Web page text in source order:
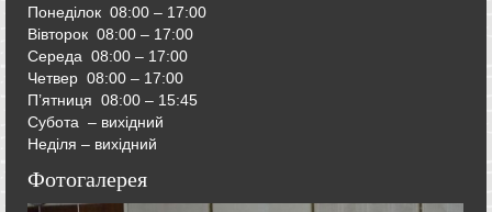
Понеділок 08:00 – 17:00
Вівторок 08:00 – 17:00
Середа 08:00 – 17:00
Четвер 08:00 – 17:00
П’ятниця 08:00 – 15:45
Субота – вихідний
Неділя – вихідний
Фотогалерея